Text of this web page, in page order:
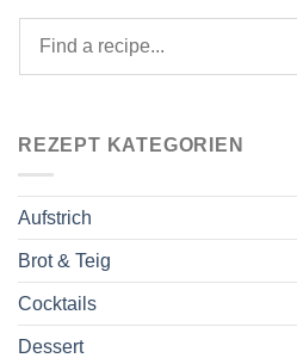
REZEPT KATEGORIEN
Aufstrich
Brot & Teig
Cocktails
Dessert